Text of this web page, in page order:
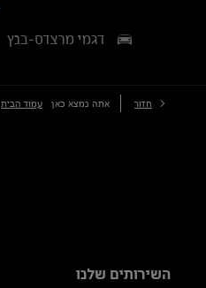
דגמי מרצדס-בנץ
חזור אתה נמצא כאן עמוד הבית
השירותים שלנו